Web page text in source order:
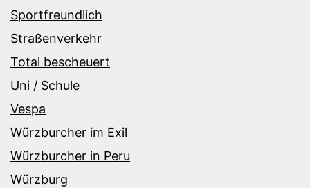
Sportfreundlich
Straßenverkehr
Total bescheuert
Uni / Schule
Vespa
Würzburcher im Exil
Würzburcher in Peru
Würzburg